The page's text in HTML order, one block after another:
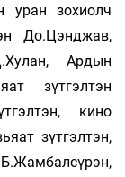
уран зохиолч
До.Цэнджав,
Ардын
зүтгэлтэн
кино
зүтгэлтэн,